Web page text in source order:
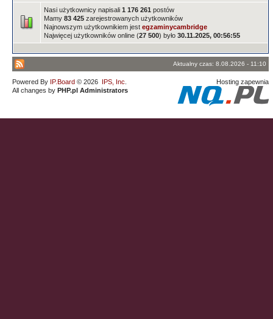
Nasi użytkownicy napisali 1 176 261 postów
Mamy 83 425 zarejestrowanych użytkowników
Najnowszym użytkownikiem jest egzaminycambridge
Najwięcej użytkowników online (27 500) było 30.11.2025, 00:56:55
Aktualny czas: 8.08.2026 - 11:10
Powered By IP.Board © 2026 IPS, Inc
All changes by PHP.pl Administrators
Hosting zapewnia